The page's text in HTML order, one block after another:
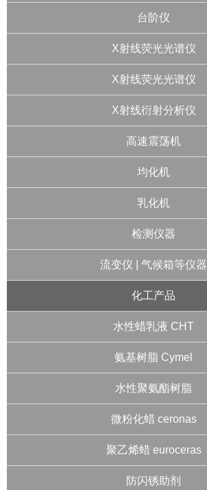
台阶仪
X射线荧光光谱仪
X射线荧光光谱仪
X射线衍射分析仪
高速震荡机
均化机
乳化机
检测仪器
流变仪 | 气候箱等仪器
化工产品
水性蜡乳液 CHT
氨基树脂 Cymel
水性聚氨酯树脂
微粉化蜡 ceronas
聚乙烯蜡 euroceras
防闪锈助剂